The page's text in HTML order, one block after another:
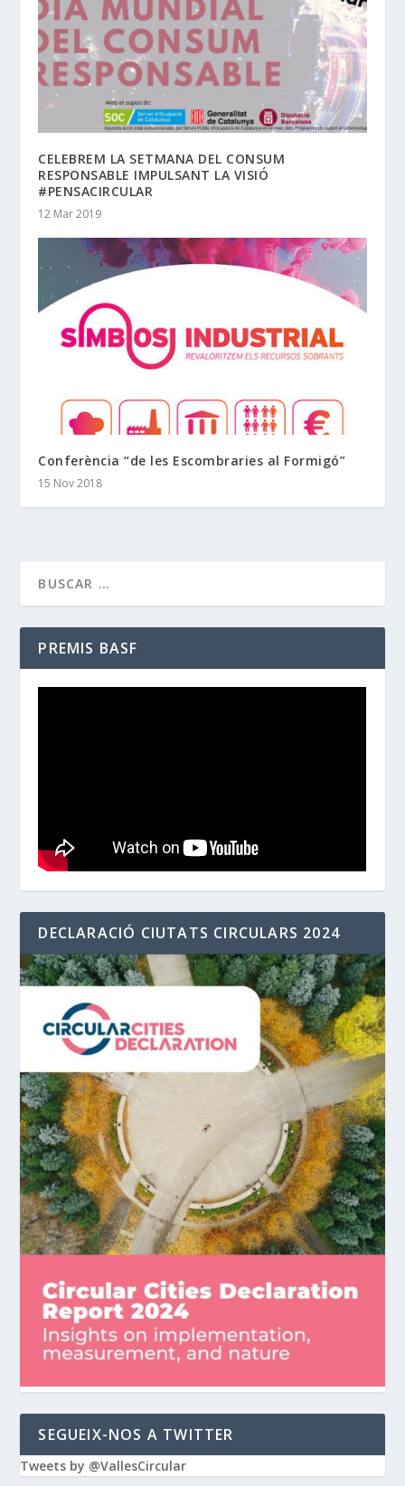
CELEBREM LA SETMANA DEL CONSUM
RESPONSABLE IMPULSANT LA VISIÓ
#PENSACIRCULAR
12 Mar 2019
Conferència “de les Escombraries al Formigó”
15 Nov 2018
PREMIS BASF
DECLARACIÓ CIUTATS CIRCULARS 2024
SEGUEIX-NOS A TWITTER
Tweets by @VallesCircular